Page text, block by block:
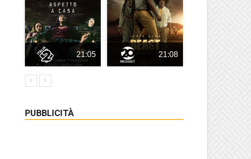
21:05 21:08
PUBBLICITÀ